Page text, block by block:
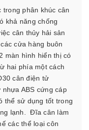
phân khúc cân
khả năng chống
cân thủy hải sản
cửa hàng buôn
màn hình hiển thị có
hai phía một cách
cân điện tử
ABS cứng cáp
thể sử dụng tốt trong
lạnh.
Đĩa cân làm
các thể loại côn